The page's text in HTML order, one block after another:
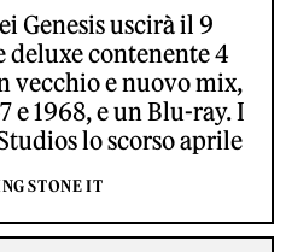
Genesis uscirà il 9
contenente 4
vecchio e nuovo mix,
e 1968, e un Blu-ray. I
lo scorso aprile
STONE IT